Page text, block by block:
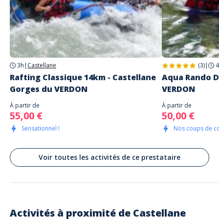
Adresse
Yeti Rafting
24 Boulevard de la République
Castellane
3h | Castellane
Rafting Classique 14km - Castellane
Gorges du VERDON
À partir de
55,00 €
Sensationnel !
(3)|
Aqua Rando
VERDON
À partir de
50,00 €
Nos coups de
Voir toutes les activités de ce prestataire
Activités à proximité de Castellane